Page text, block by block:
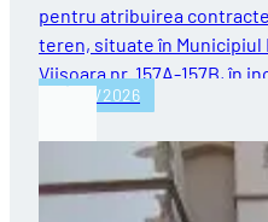
pentru atribuirea
teren, situate în
Viişoara nr. 157A-157B, în
inteligentă…
29/07/2026